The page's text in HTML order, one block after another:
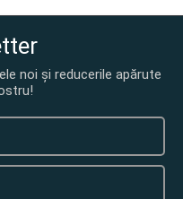
noi și reducerile apărute